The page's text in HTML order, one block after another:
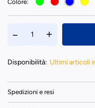
Colore:
Disponibilità: Ultimi articoli
Spedizioni e resi